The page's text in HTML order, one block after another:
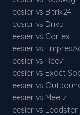
eesier vs Bitrix24
eesier vs Driva
eesier vs Cortex
eesier vs
eesier vs Reev
eesier vs Exact
eesier vs
eesier vs Meetz
eesier vs Leadster